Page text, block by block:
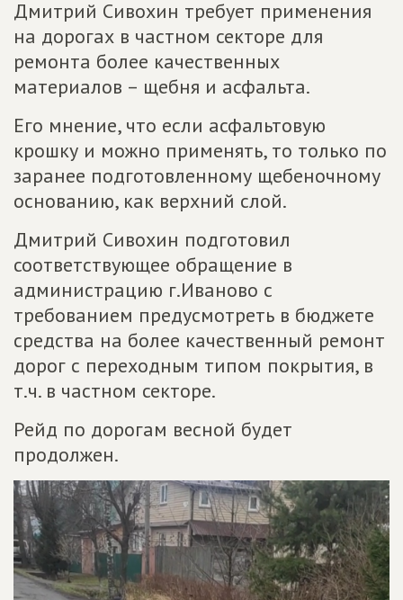
Дмитрий Сивохин требует применения
на дорогах в частном секторе для
ремонта более качественных
материалов – щебня и асфальта.
Его мнение, что если асфальтовую
крошку и можно применять, то только по
заранее подготовленному щебеночному
основанию, как верхний слой.
Дмитрий Сивохин подготовил
соответствующее обращение в
администрацию г.Иваново с
требованием предусмотреть в бюджете
средства на более качественный ремонт
дорог с переходным типом покрытия, в
т.ч. в частном секторе.
Рейд по дорогам весной будет
продолжен.